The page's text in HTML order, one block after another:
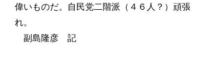
偉いものだ。自民党二階派（４６人？）頑張
れ。
副島隆彦 記